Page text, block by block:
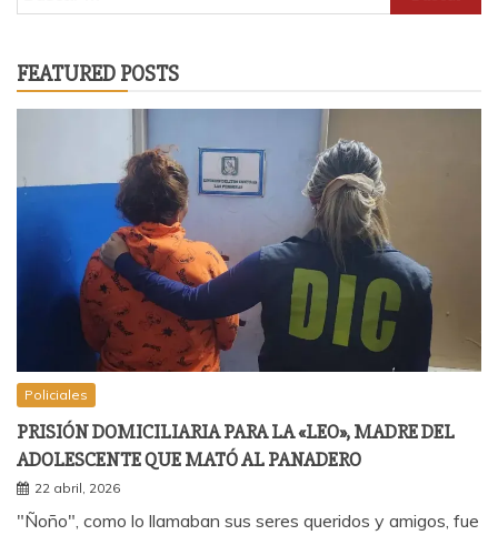
FEATURED POSTS
Policiales
PRISIÓN DOMICILIARIA PARA LA «LEO», MADRE DEL
ADOLESCENTE QUE MATÓ AL PANADERO
22 abril, 2026
"Ñoño", como lo llamaban sus seres queridos y amigos, fue